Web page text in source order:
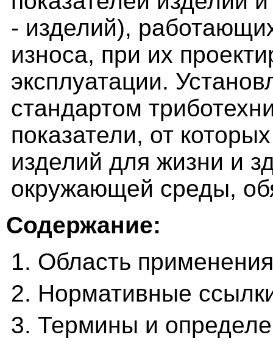
- изделий),
износа, при их
эксплуатации.
стандартом
показатели, от
изделий для жизни и
окружающей среды,
Содержание:
1. Область применения
2. Нормативные
3. Термины и